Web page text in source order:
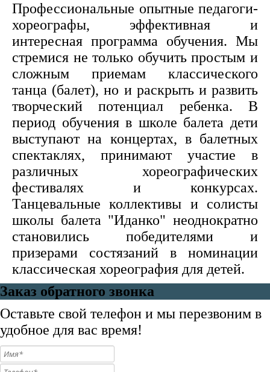
Профессиональные опытные педагоги-
хореографы, эффективная и
интересная программа обучения. Мы
стремися не только обучить простым и
сложным приемам классического
танца (балет), но и раскрыть и развить
творческий потенциал ребенка. В
период обучения в школе балета дети
выступают на концертах, в балетных
спектаклях, принимают участие в
различных хореографических
фестивалях и конкурсах.
Танцевальные коллективы и солисты
школы балета "Иданко" неоднократно
становились победителями и
призерами состязаний в номинации
классическая хореография для детей.
Заказ обратного звонка
Оставьте свой телефон и мы перезвоним в
удобное для вас время!